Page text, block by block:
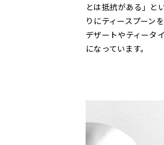
とは抵抗がある」と
りにティースプーン
デザートやティータ
になっています。